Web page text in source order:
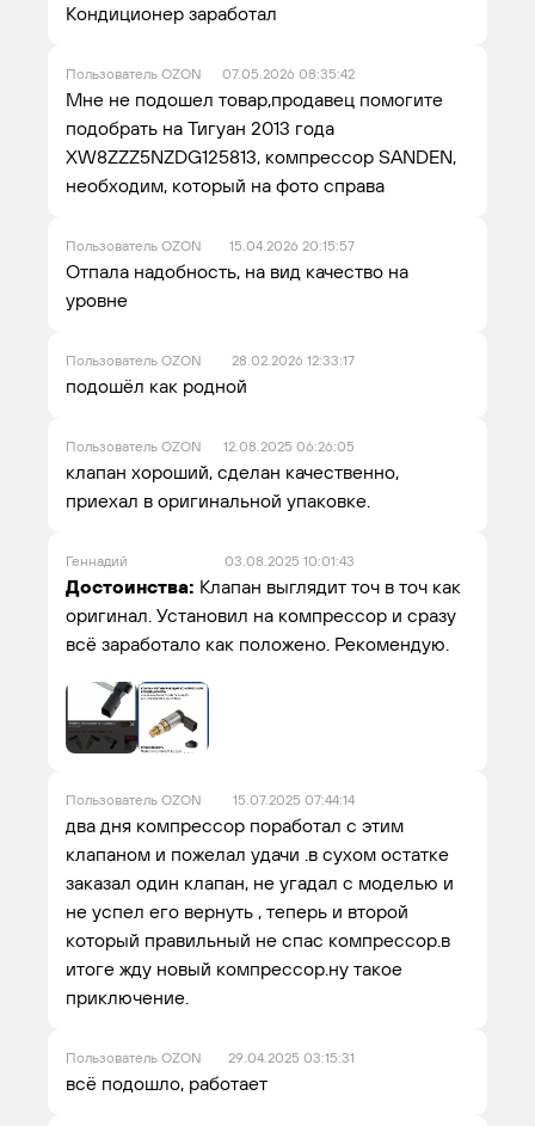
Кондиционер заработал
Пользователь OZON 07.05.2026 08:35:42
Мне не подошел товар,продавец помогите
подобрать на Тигуан 2013 года
XW8ZZZ5NZDG125813, компрессор SANDEN,
необходим, который на фото справа
Пользователь OZON 15.04.2026 20:15:57
Отпала надобность, на вид качество на
уровне
Пользователь OZON 28.02.2026 12:33:17
подошёл как родной
Пользователь OZON 12.08.2025 06:26:05
клапан хороший, сделан качественно,
приехал в оригинальной упаковке.
Геннадий 03.08.2025 10:01:43
Достоинства: Клапан выглядит точ в точ как
оригинал. Установил на компрессор и сразу
всё заработало как положено. Рекомендую.
Пользователь OZON 15.07.2025 07:44:14
два дня компрессор поработал с этим
клапаном и пожелал удачи .в сухом остатке
заказал один клапан, не угадал с моделью и
не успел его вернуть , теперь и второй
который правильный не спас компрессор.в
итоге жду новый компрессор.ну такое
приключение.
Пользователь OZON 29.04.2025 03:15:31
всё подошло, работает